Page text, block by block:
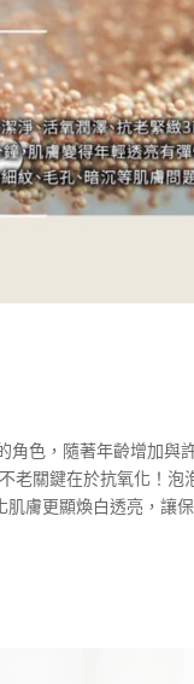
角色，隨著年齡增加與
老關鍵在於抗氧化！
膚更顯煥白透亮，讓